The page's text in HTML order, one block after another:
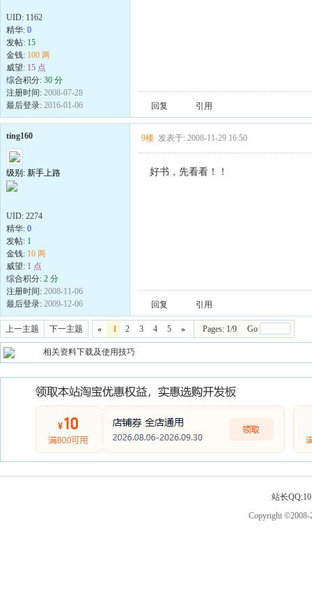
UID: 1162
精华: 0
发帖: 15
金钱: 100 两
威望: 15 点
综合积分: 30 分
注册时间: 2008-07-28
最后登录: 2016-01-06 回复 引用
ting160
级别: 新手上路
UID: 2274
精华: 0
发帖: 1
金钱: 10 两
威望: 1 点
综合积分: 2 分
注册时间: 2008-11-06
最后登录: 2009-12-06
9楼 发表于: 2008-11-29 16:50
好书，先看看！！
回复 引用
上一主题 下一主题 « 1 2 3 4 5 » Pages: 1/9 Go
相关资料下载及使用技巧
站长
Copyright